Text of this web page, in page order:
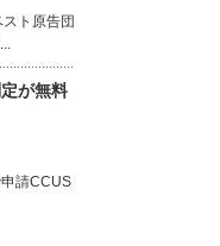
ト原告団
定が無料
請CCUS